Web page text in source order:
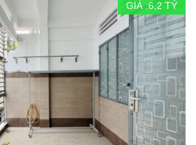
GIÁ :6,2 TỶ